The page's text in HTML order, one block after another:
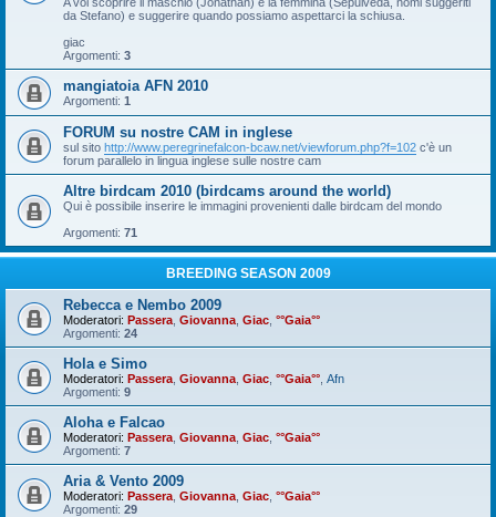
da Stefano) e suggerire quando possiamo aspettarci la schiusa.
giac
Argomenti: 3
mangiatoia AFN 2010
Argomenti: 1
FORUM su nostre CAM in inglese
sul sito http://www.peregrinefalcon-bcaw.net/viewforum.php?f=102 c'è un
forum parallelo in lingua inglese sulle nostre cam
Altre birdcam 2010 (birdcams around the world)
Qui è possibile inserire le immagini provenienti dalle birdcam del mondo
Argomenti: 71
BREEDING SEASON 2009
Rebecca e Nembo 2009
Moderatori: Passera Giovanna Giac °°Gaia°°
Argomenti: 24
Hola e Simo
Moderatori: Passera Giovanna Giac °°Gaia°° Afn
Argomenti: 9
Aloha e Falcao
Moderatori: Passera Giovanna Giac °°Gaia°°
Argomenti: 7
Aria & Vento 2009
Moderatori: Passera Giovanna Giac °°Gaia°°
Argomenti: 29